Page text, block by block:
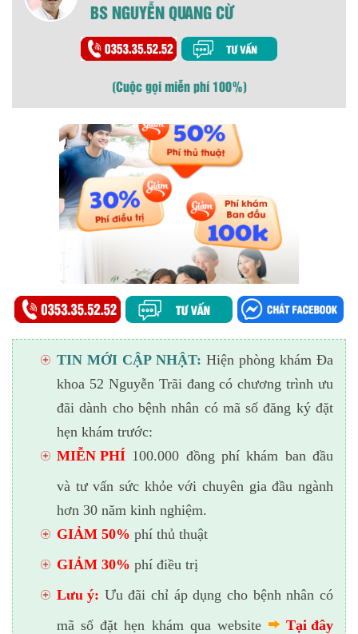
BS NGUYỄN QUANG CỪ
(Cuộc gọi miễn phí 100%)
TIN MỚI CẬP NHẬT: Hiện phòng khám Đa
khoa 52 Nguyễn Trãi đang có chương trình ưu
đãi dành cho bệnh nhân có mã số đăng ký đặt
hẹn khám trước:
MIỄN PHÍ 100.000 đồng phí khám ban đầu
và tư vấn sức khỏe với chuyên gia đầu ngành
hơn 30 năm kinh nghiệm.
GIẢM 50% phí thủ thuật
GIẢM 30% phí điều trị
Lưu ý: Ưu đãi chỉ áp dụng cho bệnh nhân có
mã số đặt hẹn khám qua website
Tại đây